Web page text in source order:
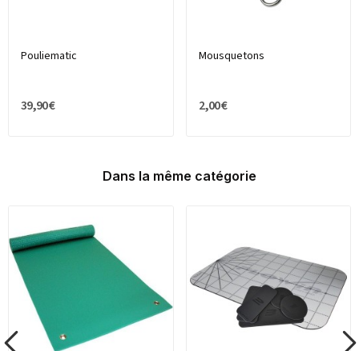
Pouliematic
39,90 €
Mousquetons
2,00 €
Dans la même catégorie